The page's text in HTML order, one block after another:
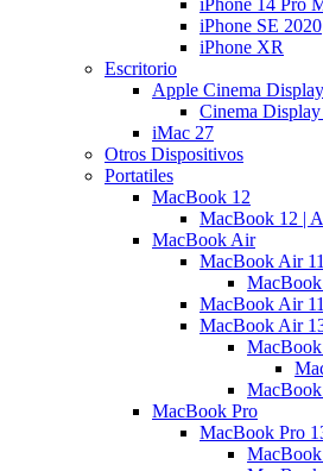
iPhone 14 Pro
iPhone SE 2020
iPhone XR
Escritorio
Apple Cinema Display
Cinema
iMac 27
Otros Dispositivos
Portatiles
MacBook 12
MacBook 12 |
MacBook Air
MacBook Air 11
MacBook Air
MacBook Air
MacBook Pro
MacBook Pro